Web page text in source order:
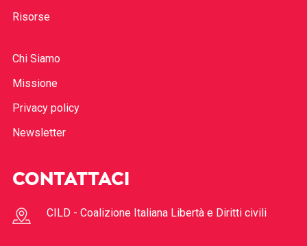
Risorse
Chi Siamo
Missione
Privacy policy
Newsletter
CONTATTACI
CILD - Coalizione Italiana Libertà e Diritti civili